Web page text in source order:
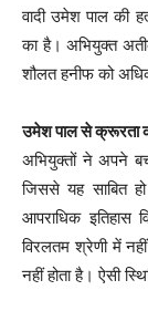
वादी उमेश पाल की
का है। अभियुक्त
शौलत हनीफ को
उमेश पाल से क्रूरता
अभियुक्तों ने अपने
जिससे यह साबित
आपराधिक इतिहास
विरलतम श्रेणी में
नहीं होता है। ऐसी